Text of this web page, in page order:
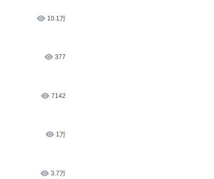
10.1万
377
7142
1万
3.7万